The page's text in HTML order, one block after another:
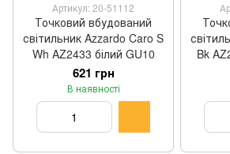
Артикул: 20-51112
Точковий вбудований
світильник Azzardo Caro S
Wh AZ2433 білий GU10
621 грн
В наявності
Bk